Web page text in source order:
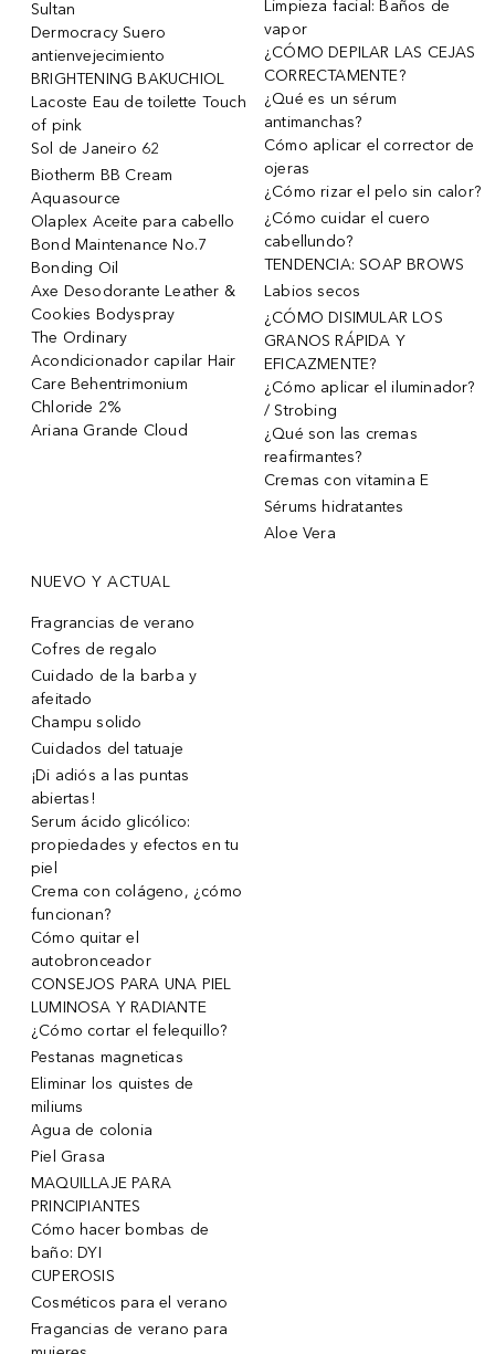
Sultan
Dermocracy Suero
antienvejecimiento
BRIGHTENING BAKUCHIOL
Lacoste Eau de toilette Touch
of pink
Sol de Janeiro 62
Biotherm BB Cream
Aquasource
Olaplex Aceite para cabello
Bond Maintenance No.7
Bonding Oil
Axe Desodorante Leather &
Cookies Bodyspray
The Ordinary
Acondicionador capilar Hair
Care Behentrimonium
Chloride 2%
Ariana Grande Cloud
Limpieza facial: Baños de
vapor
¿CÓMO DEPILAR LAS CEJAS
CORRECTAMENTE?
¿Qué es un sérum
antimanchas?
Cómo aplicar el corrector de
ojeras
¿Cómo rizar el pelo sin calor?
¿Cómo cuidar el cuero
cabellundo?
TENDENCIA: SOAP BROWS
Labios secos
¿CÓMO DISIMULAR LOS
GRANOS RÁPIDA Y
EFICAZMENTE?
¿Cómo aplicar el iluminador?
/ Strobing
¿Qué son las cremas
reafirmantes?
Cremas con vitamina E
Sérums hidratantes
Aloe Vera
NUEVO Y ACTUAL
Fragrancias de verano
Cofres de regalo
Cuidado de la barba y
afeitado
Champu solido
Cuidados del tatuaje
¡Di adiós a las puntas
abiertas!
Serum ácido glicólico:
propiedades y efectos en tu
piel
Crema con colágeno, ¿cómo
funcionan?
Cómo quitar el
autobronceador
CONSEJOS PARA UNA PIEL
LUMINOSA Y RADIANTE
¿Cómo cortar el felequillo?
Pestanas magneticas
Eliminar los quistes de
miliums
Agua de colonia
Piel Grasa
MAQUILLAJE PARA
PRINCIPIANTES
Cómo hacer bombas de
baño: DYI
CUPEROSIS
Cosméticos para el verano
Fragancias de verano para